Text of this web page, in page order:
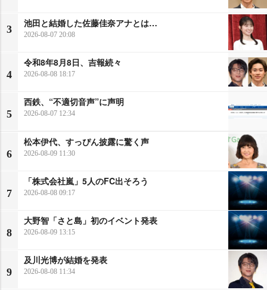
3
池田と結婚した佐藤佳奈アナとは…
2026-08-07 20:08
4
令和8年8月8日、吉報続々
2026-08-08 18:17
5
西鉄、“不適切音声”に声明
2026-08-07 12:34
6
松本伊代、すっぴん披露に驚く声
2026-08-09 11:30
7
「株式会社嵐」5人のFC出そろう
2026-08-08 09:17
8
大野智「さと島」初のイベント発表
2026-08-09 13:15
9
及川光博が結婚を発表
2026-08-08 11:34